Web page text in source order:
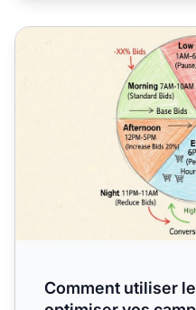
Comment utiliser le
Comment utiliser